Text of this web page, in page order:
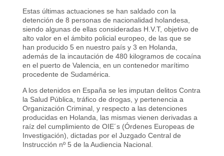
Estas últimas actuaciones se han saldado con la
detención de 8 personas de nacionalidad holandesa,
siendo algunas de ellas consideradas H.V.T, objetivo de
alto valor en el ámbito policial europeo, de las que se
han producido 5 en nuestro país y 3 en Holanda,
además de la incautación de 480 kilogramos de cocaína
en el puerto de Valencia, en un contenedor marítimo
procedente de Sudamérica.
A los detenidos en España se les imputan delitos Contra
la Salud Pública, tráfico de drogas, y pertenencia a
Organización Criminal, y respecto a las detenciones
producidas en Holanda, las mismas vienen derivadas a
raíz del cumplimiento de OIE´s (Órdenes Europeas de
Investigación), dictadas por el Juzgado Central de
Instrucción nº 5 de la Audiencia Nacional.